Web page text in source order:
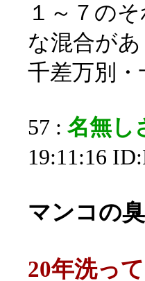
１～７の
な混合があ
千差万別
57 : 名無し
19:11:16
マンコの
20年洗っ